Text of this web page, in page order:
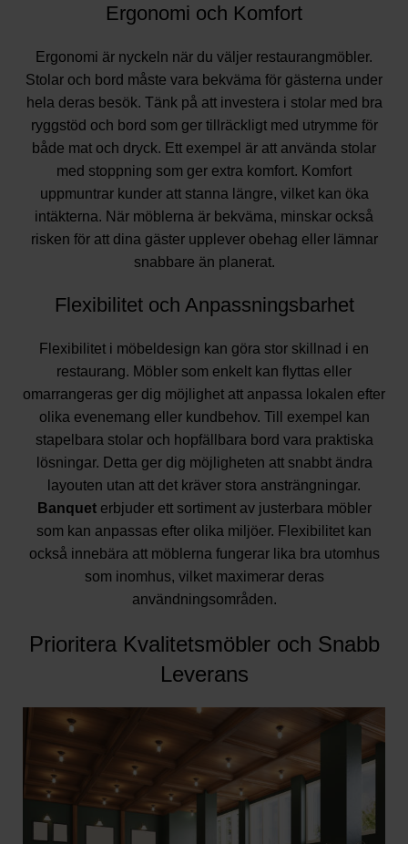
Ergonomi och Komfort
Ergonomi är nyckeln när du väljer restaurangmöbler.
Stolar och bord måste vara bekväma för gästerna under
hela deras besök. Tänk på att investera i stolar med bra
ryggstöd och bord som ger tillräckligt med utrymme för
både mat och dryck. Ett exempel är att använda stolar
med stoppning som ger extra komfort. Komfort
uppmuntrar kunder att stanna längre, vilket kan öka
intäkterna. När möblerna är bekväma, minskar också
risken för att dina gäster upplever obehag eller lämnar
snabbare än planerat.
Flexibilitet och Anpassningsbarhet
Flexibilitet i möbeldesign kan göra stor skillnad i en
restaurang. Möbler som enkelt kan flyttas eller
omarrangeras ger dig möjlighet att anpassa lokalen efter
olika evenemang eller kundbehov. Till exempel kan
stapelbara stolar och hopfällbara bord vara praktiska
lösningar. Detta ger dig möjligheten att snabbt ändra
layouten utan att det kräver stora ansträngningar.
Banqueterbjuder ett sortiment av justerbara möbler
som kan anpassas efter olika miljöer. Flexibilitet kan
också innebära att möblerna fungerar lika bra utomhus
som inomhus, vilket maximerar deras
användningsområden.
Prioritera Kvalitetsmöbler och Snabb
Leverans